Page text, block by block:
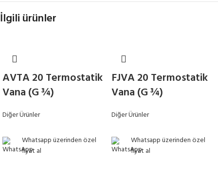
İlgili ürünler
AVTA 20 Termostatik
Vana (G ¾)
Diğer Ürünler
Whatsapp üzerinden özel
fiyat al
FJVA 20 Termostatik
Vana (G ¾)
Diğer Ürünler
Whatsapp üzerinden özel
fiyat al